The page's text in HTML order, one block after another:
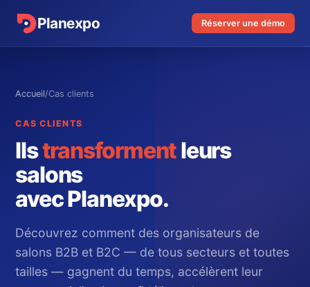
Planexpo Réserver une démo
Accueil/Cas clients
CAS CLIENTS
Ilstransformentleurs
salons
avec Planexpo.
Découvrez comment des organisateurs de
salons B2B et B2C — de tous secteurs et toutes
tailles — gagnent du temps, accélèrent leur